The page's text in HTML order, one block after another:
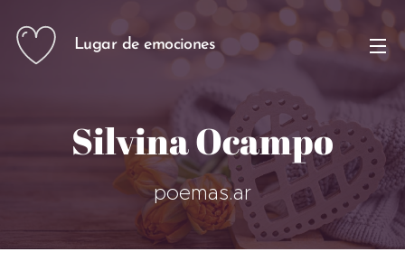
Lugar de emociones
Silvina Ocampo
poemas.ar